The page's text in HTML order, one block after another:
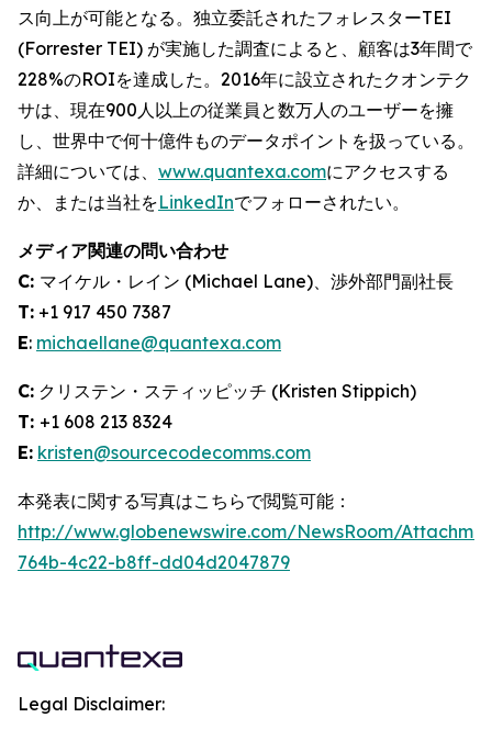
ス向上が可能となる。独立委託されたフォレスターTEI
(Forrester TEI) が実施した調査によると、顧客は3年間で
228%のROIを達成した。2016年に設立されたクオンテク
サは、現在900人以上の従業員と数万人のユーザーを擁
し、世界中で何十億件ものデータポイントを扱っている。
詳細については、 www.quantexa.comにアクセスする
か、または当社をLinkedInでフォローされたい。
メディア関連の問い合わせ
C: マイケル・レイン (Michael Lane)、渉外部門副社長
T: +1 917 450 7387
E: michaellane@quantexa.com
C: クリステン・スティッピッチ (Kristen Stippich)
T: +1 608 213 8324
E: kristen@sourcecodecomms.com
本発表に関する写真はこちらで閲覧可能：
http://www.globenewswire.com/NewsRoom/
764b-4c22-b8ff-dd04d2047879
Legal Disclaimer: